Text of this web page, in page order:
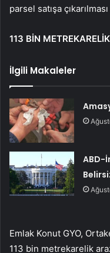
parsel satışa
113 BİN
İlgili Makaleler
ABD-
Emlak Konut GYO,
113 bin metrekarelik